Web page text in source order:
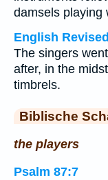
damsels playing
English
The singers
after, in the
timbrels.
Biblische
the players
Psalm 87:7